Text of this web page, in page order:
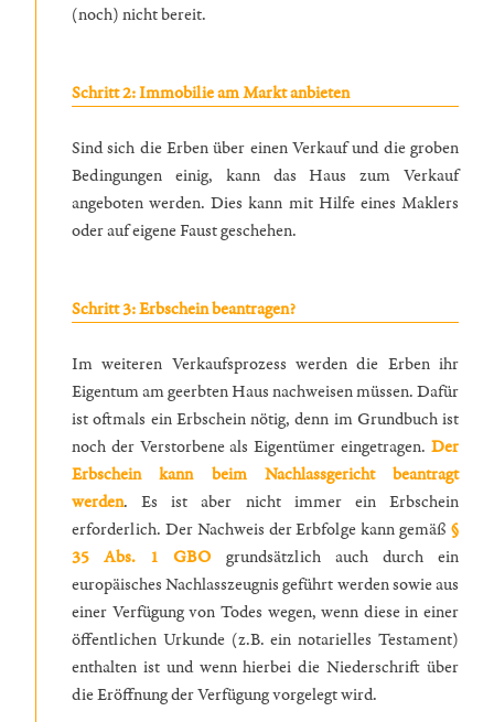
(noch) nicht bereit.
Schritt 2: Immobilie am Markt anbieten
Sind sich die Erben über einen Verkauf und die groben
Bedingungen einig, kann das Haus zum Verkauf
angeboten werden. Dies kann mit Hilfe eines Maklers
oder auf eigene Faust geschehen.
Schritt 3: Erbschein beantragen?
Im weiteren Verkaufsprozess werden die Erben ihr
Eigentum am geerbten Haus nachweisen müssen. Dafür
ist oftmals ein Erbschein nötig, denn im Grundbuch ist
noch der Verstorbene als Eigentümer eingetragen. Der
Erbschein kann beim Nachlassgericht beantragt
werden. Es ist aber nicht immer ein Erbschein
erforderlich. Der Nachweis der Erbfolge kann gemäß §
35 Abs. 1 GBOgrundsätzlich auch durch ein
europäisches Nachlasszeugnis geführt werden sowie aus
einer Verfügung von Todes wegen, wenn diese in einer
öffentlichen Urkunde (z.B. ein notarielles Testament)
enthalten ist und wenn hierbei die Niederschrift über
die Eröffnung der Verfügung vorgelegt wird.